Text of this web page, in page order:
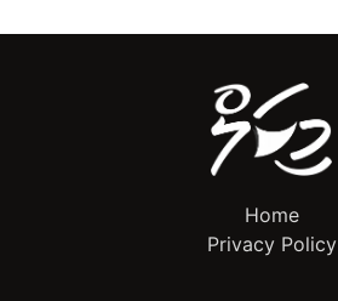
Home
Privacy Policy